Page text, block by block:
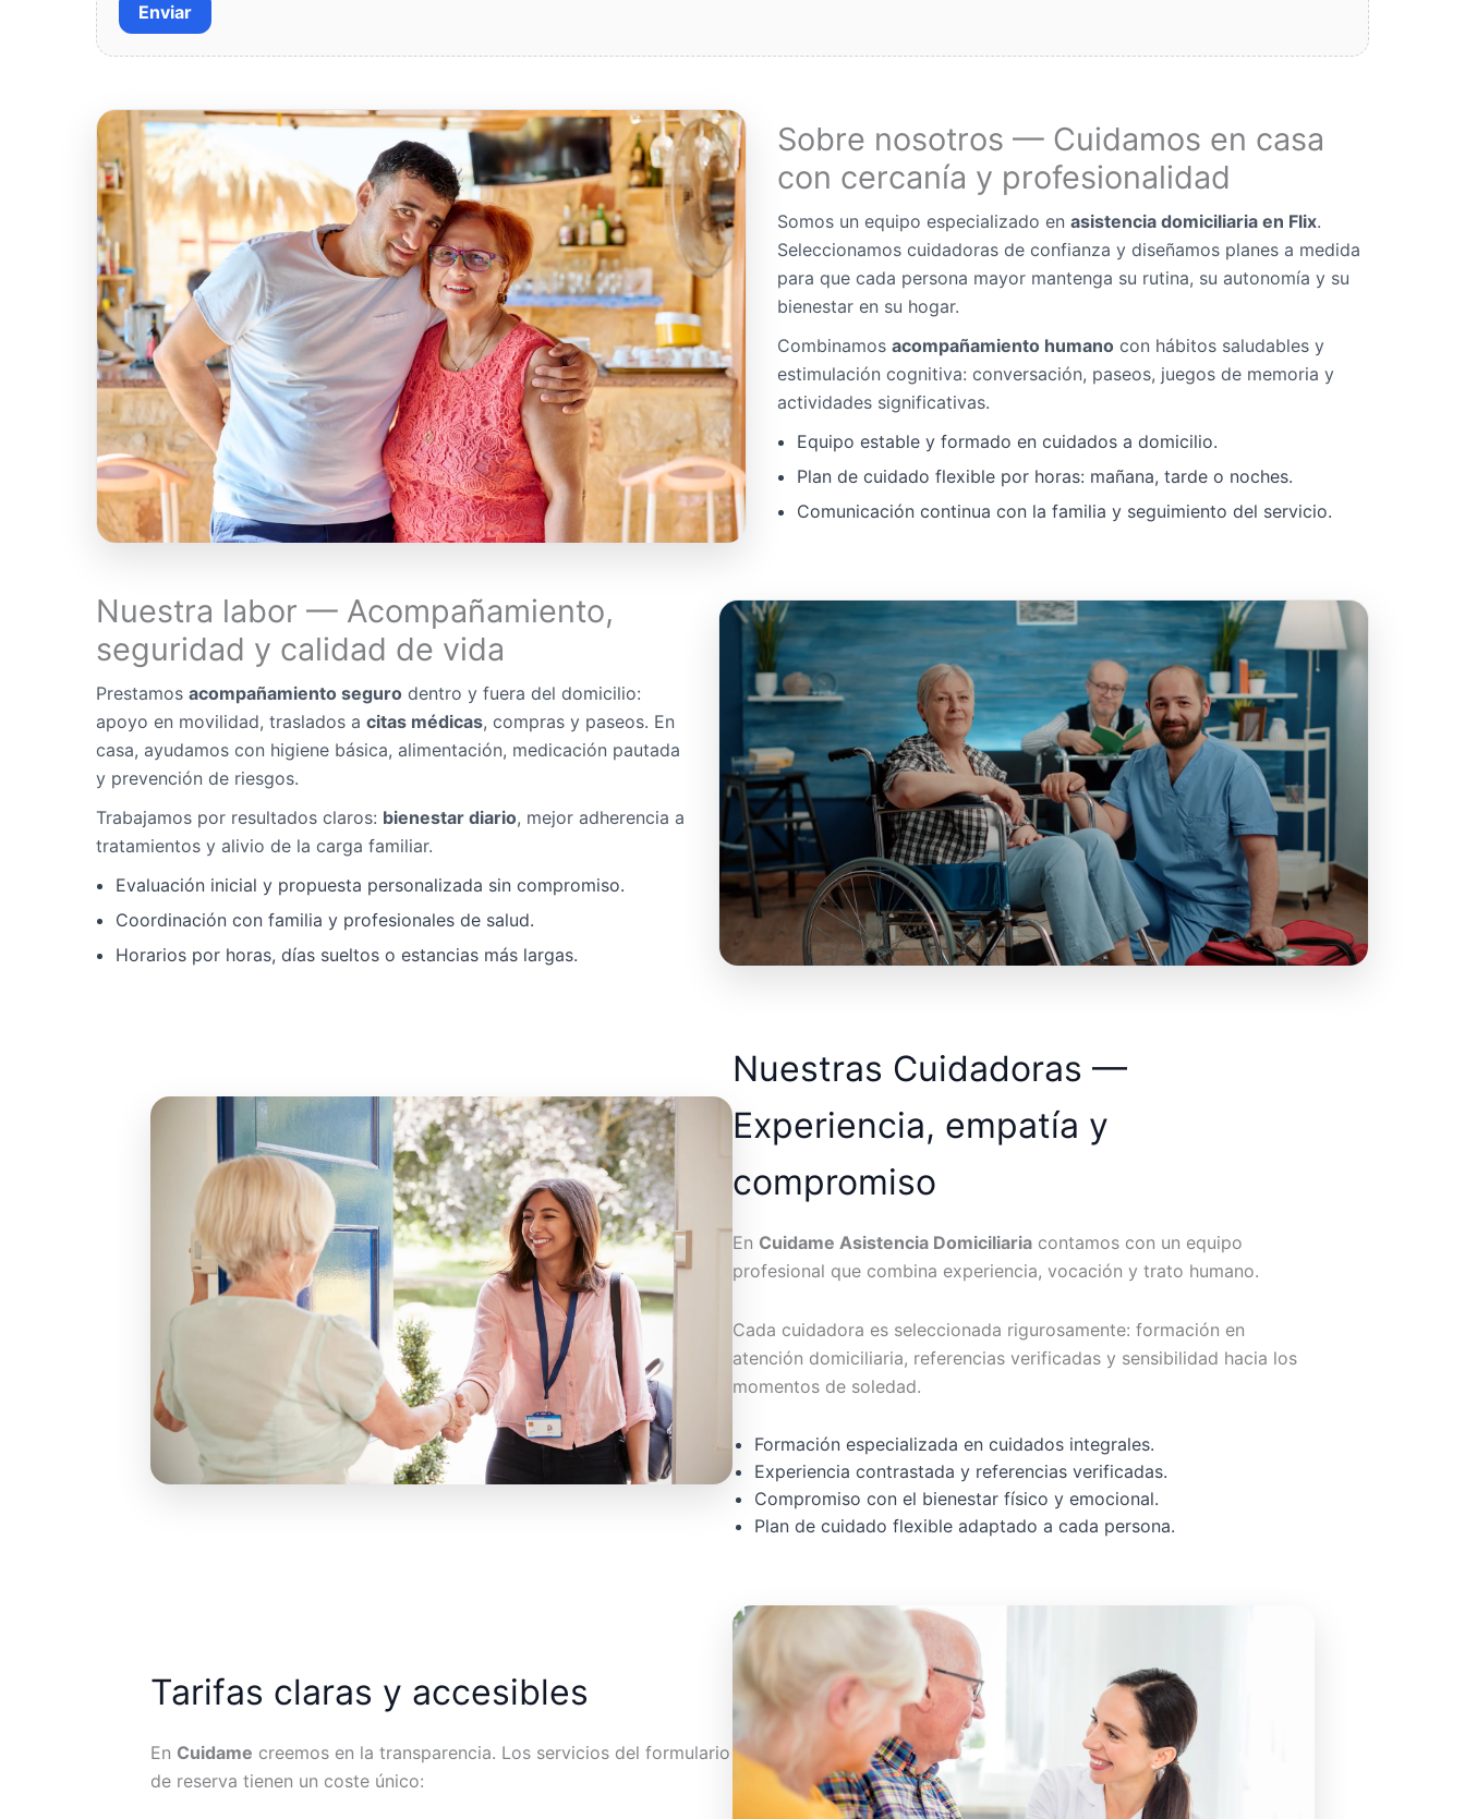
Enviar
Sobre nosotros — Cuidamos en casa
con cercanía y profesionalidad
Somos un equipo especializado enasistencia domiciliaria en Flix.
Seleccionamos cuidadoras de confianza y diseñamos planes a medida
para que cada persona mayor mantenga su rutina, su autonomía y su
bienestar en su hogar.
Combinamosacompañamiento humano con hábitos saludables y
estimulación cognitiva: conversación, paseos, juegos de memoria y
actividades significativas.
Equipo estable y formado en cuidados a domicilio.
Plan de cuidado flexible por horas: mañana, tarde o noches.
Comunicación continua con la familia y seguimiento del servicio.
Nuestra labor — Acompañamiento,
seguridad y calidad de vida
Prestamos acompañamiento seguro dentro y fuera del domicilio:
apoyo en movilidad, traslados a citas médicas, compras y paseos. En
casa, ayudamos con higiene básica, alimentación, medicación pautada
y prevención de riesgos.
Trabajamos por resultados claros: bienestar diario, mejor adherencia a
tratamientos y alivio de la carga familiar.
Evaluación inicial y propuesta personalizada sin compromiso.
Coordinación con familia y profesionales de salud.
Horarios por horas, días sueltos o estancias más largas.
Nuestras Cuidadoras —
Experiencia, empatía y
compromiso
En Cuidame Asistencia Domiciliaria contamos con un equipo
profesional que combina experiencia, vocación y trato humano.
Cada cuidadora es seleccionada rigurosamente: formación en
atención domiciliaria, referencias verificadas y sensibilidad hacia los
momentos de soledad.
Formación especializada en cuidados integrales.
Experiencia contrastada y referencias verificadas.
Compromiso con el bienestar físico y emocional.
Plan de cuidado flexible adaptado a cada persona.
Tarifas claras y accesibles
En Cuidame creemos en la transparencia. Los servicios del formulario
de reserva tienen un coste único: